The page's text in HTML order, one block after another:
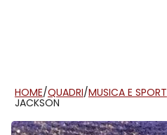
HOME/QUADRI/MUSICA E SPORT
JACKSON